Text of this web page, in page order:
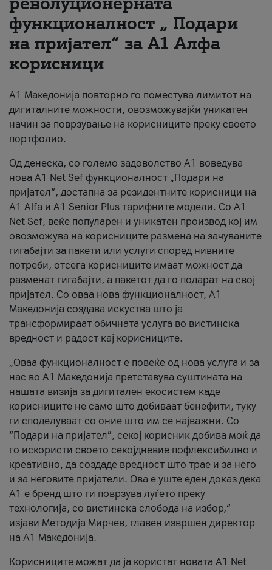
За нас
#ПодобарОнлајн
функционалност „ Подари
на пријател“ за А1 Алфа
корисници
А1 Македонија повторно го поместува лимитот на
дигиталните можности, овозможувајќи уникатен
начин за поврзување на корисниците преку своето
портфолио.
Од денеска, со големо задоволство А1 воведува
нова A1 Net Sef функционалност „Подари на
пријател“, достапна за резидентните корисници на
А1 Alfa и A1 Senior Plus тарифните модели. Со A1
Net Sef, веќе популарен и уникатен производ кој им
овозможува на корисниците размена на зачуваните
гигабајти за пакети или услуги според нивните
потреби, отсега корисниците имаат можност да
разменат гигабајти, а пакетот да го подарат на свој
пријател. Со оваа нова функционалност, А1
Македонија создава искуства што ја
трансформираат обичната услуга во вистинска
вредност и радост кај корисниците.
„Оваа функционалност е повеќе од нова услуга и за
нас во А1 Македонија претставува суштината на
нашата визија за дигитален екосистем каде
корисниците не само што добиваат бенефити, туку
ги споделуваат со оние што им се најважни. Со
“Подари на пријател”, секој корисник добива моќ да
го искористи своето секојдневие пофлексибилно и
креативно, да создаде вредност што трае и за него
и за неговите пријатели. Ова е уште еден доказ дека
А1 е бренд што ги поврзува луѓето преку
технологија, со вистинска слобода на избор,“
изјави Методија Мирчев, главен извршен директор
на А1 Македонија.
Корисниците можат да ја користат новата А1 Net